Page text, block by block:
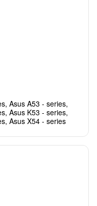
Asus A53 - series,
Asus K53 - series,
Asus X54 - series